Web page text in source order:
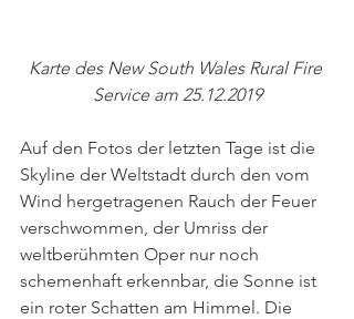
Karte des New South Wales Rural Fire
Service am 25.12.2019
Auf den Fotos der letzten Tage ist die
Skyline der Weltstadt durch den vom
Wind hergetragenen Rauch der Feuer
verschwommen, der Umriss der
weltberühmten Oper nur noch
schemenhaft erkennbar, die Sonne ist
ein roter Schatten am Himmel. Die